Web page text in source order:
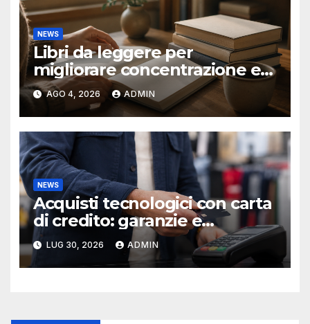
NEWS
Libri da leggere per
migliorare concentrazione e
produttività
AGO 4, 2026 ADMIN
NEWS
Acquisti tecnologici con carta
di credito: garanzie e
protezioni
LUG 30, 2026 ADMIN